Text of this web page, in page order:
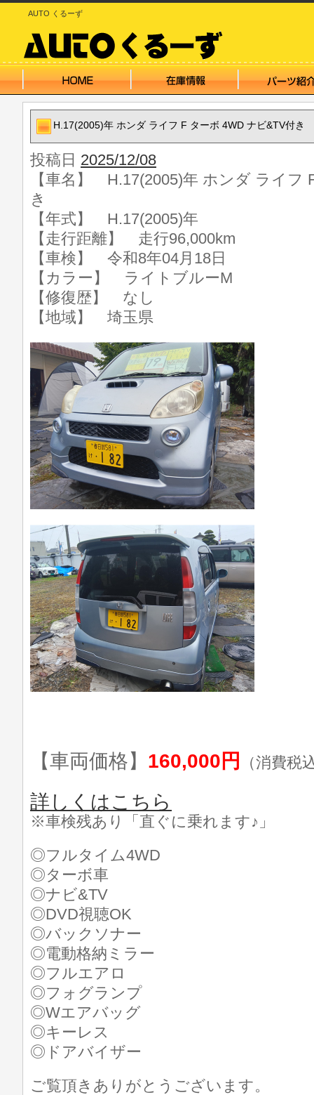
AUTO くるーず
H.17(2005)年 ホンダ ライフ F ターボ 4WD ナビ&TV付き
投稿日 2025/12/08
【車名】 H.17(2005)年 ホンダ ライフ
き
【年式】 H.17(2005)年
【走行距離】 走行96,000km
【車検】 令和8年04月18日
【カラー】 ライトブルーM
【修復歴】 なし
【地域】 埼玉県
【車両価格】 160,000円 （消費税
詳しくはこちら
※車検残あり「直ぐに乗れます♪」
◎フルタイム4WD
◎ターボ車
◎ナビ&TV
◎DVD視聴OK
◎バックソナー
◎電動格納ミラー
◎フルエアロ
◎フォグランプ
◎Wエアバッグ
◎キーレス
◎ドアバイザー
ご覧頂きありがとうございます。